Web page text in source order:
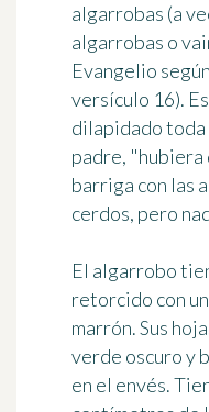
algarrobas (a
algarrobas o
Evangelio
versículo 16).
dilapidado toda
padre,
barriga con las
cerdos, pero
El algarrobo
retorcido con
marrón. Sus
verde oscuro y
en el envés.